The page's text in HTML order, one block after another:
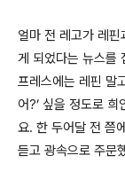
얼마 전 레고가 레
게 되었다는 뉴스를
프레스에는 레핀 말
어?’ 싶을 정도로
요. 한 두어달 전 쯤
듣고 광속으로 주문